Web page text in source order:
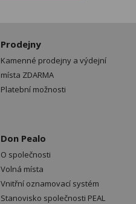
Prodejny
Kamenné prodejny a výdejní
místa ZDARMA
Platební možnosti
Don Pealo
O společnosti
Volná místa
Vnitřní oznamovací systém
Stanovisko společnosti PEAL